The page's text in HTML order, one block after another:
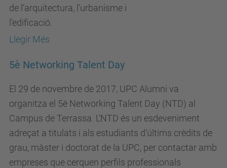
de l’arquitectura, l’urbanisme i
l’edificació.
Llegir Més
5è Networking Talent Day
El 29 de novembre de 2017, UPC Alumni va
organitza el 5è Networking Talent Day (NTD) al
Campus de Terrassa. L’NTD és un esdeveniment
adreçat a titulats i als estudiants d’últims crèdits de
grau, màster i doctorat de la UPC, per contactar amb
empreses que cerquen perfils professionals